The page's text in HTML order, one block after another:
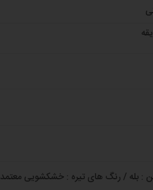
: بله / رنگ های تیره : خشکشویی معتمد